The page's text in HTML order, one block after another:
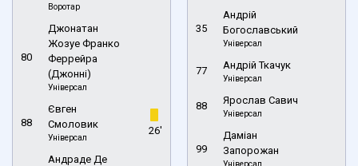
Воротар
80
Джонатан
Жозуе Франко
Феррейра
(Джонні)
Універсал
88
Євген
Смоловик
Універсал
26'
Андраде Де
35
Андрій
Богославський
Універсал
77 Андрій Ткачук
Універсал
88 Ярослав Савич
Універсал
99
Даміан
Запорожан
Універсал